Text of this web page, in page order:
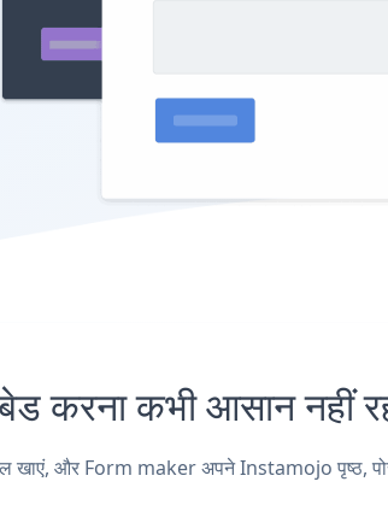
कभी आसान नहीं
और Form maker अपने Instamojo पृष्ठ,